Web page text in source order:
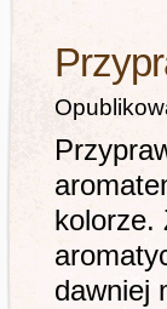
kolorze.
dawniej